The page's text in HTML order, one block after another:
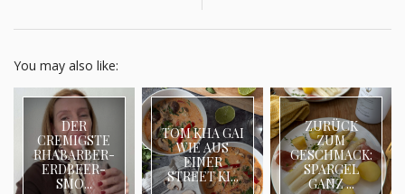
You may also like:
DER
CREMIGSTE
RHABARBER-
ERDBEER-
SMO...
TOM KHA GAI
WIE AUS
EINER
STREET KI...
ZURÜCK
ZUM
GESCHMACK:
SPARGEL
GANZ ...